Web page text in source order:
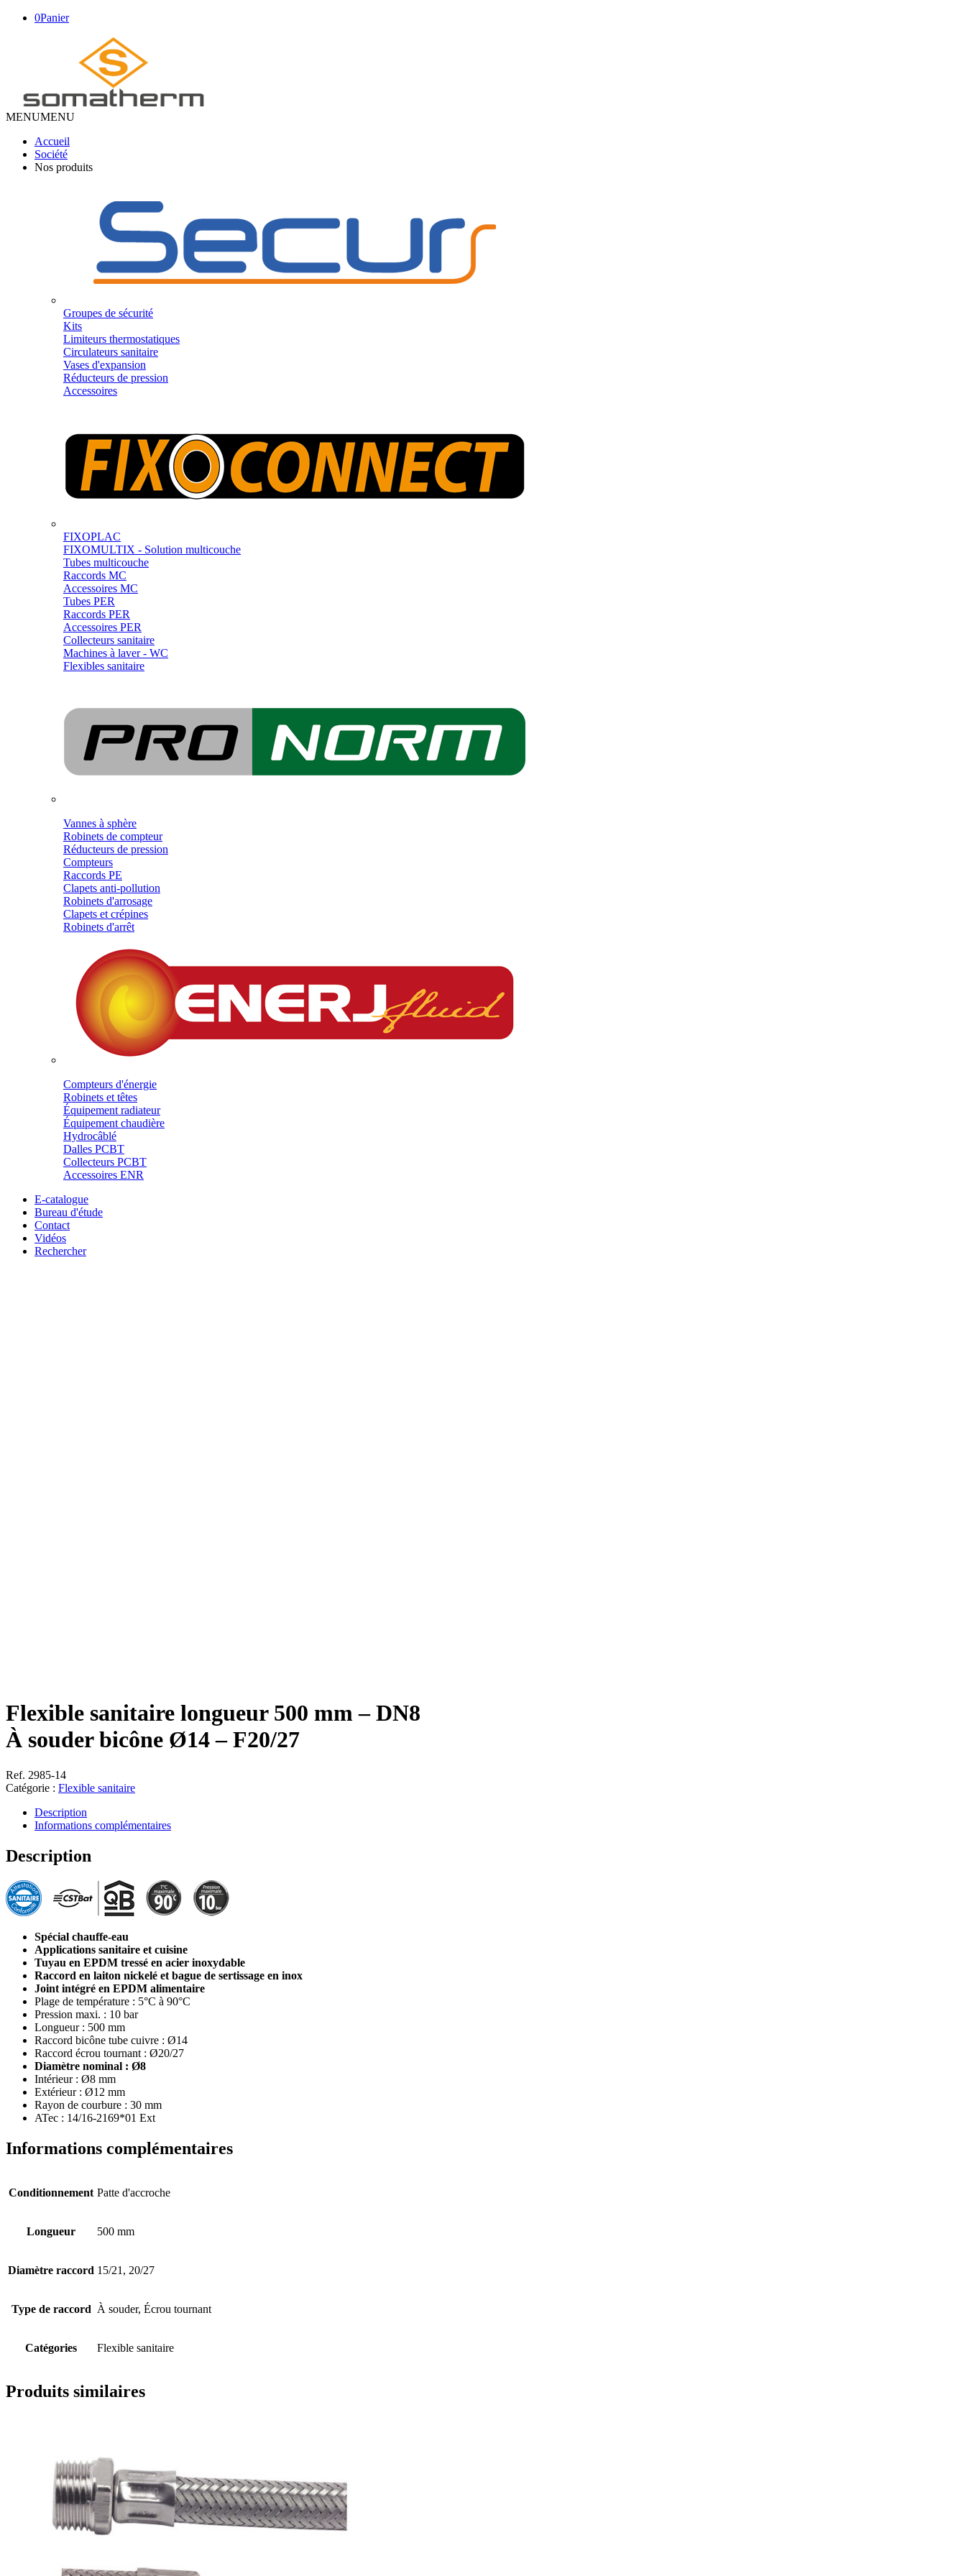
0Panier
MENUMENU
Accueil
Société
Nos produits
Groupes de sécurité
Kits
Limiteurs thermostatiques
Circulateurs sanitaire
Vases d'expansion
Réducteurs de pression
Accessoires
FIXOPLAC
FIXOMULTIX - Solution multicouche
Tubes multicouche
Raccords MC
Accessoires MC
Tubes PER
Raccords PER
Accessoires PER
Collecteurs sanitaire
Machines à laver - WC
Flexibles sanitaire
Vannes à sphère
Robinets de compteur
Réducteurs de pression
Compteurs
Raccords PE
Clapets anti-pollution
Robinets d'arrosage
Clapets et crépines
Robinets d'arrêt
Compteurs d'énergie
Robinets et têtes
Équipement radiateur
Équipement chaudière
Hydrocâblé
Dalles PCBT
Collecteurs PCBT
Accessoires ENR
E-catalogue
Bureau d'étude
Contact
Vidéos
Rechercher
Flexible sanitaire longueur 500 mm – DN8
À souder bicône Ø14 – F20/27
Ref. 2985-14
Catégorie : Flexible sanitaire
Description
Informations complémentaires
Description
Spécial chauffe-eau
Applications sanitaire et cuisine
Tuyau en EPDM tressé en acier inoxydable
Raccord en laiton nickelé et bague de sertissage en inox
Joint intégré en EPDM alimentaire
Plage de température : 5°C à 90°C
Pression maxi. : 10 bar
Longueur : 500 mm
Raccord bicône tube cuivre : Ø14
Raccord écrou tournant : Ø20/27
Diamètre nominal : Ø8
Intérieur : Ø8 mm
Extérieur : Ø12 mm
Rayon de courbure : 30 mm
ATec : 14/16-2169*01 Ext
Informations complémentaires
Conditionnement Patte d'accroche
Longueur 500 mm
Diamètre raccord 15/21, 20/27
Type de raccord À souder, Écrou tournant
Catégories Flexible sanitaire
Produits similaires